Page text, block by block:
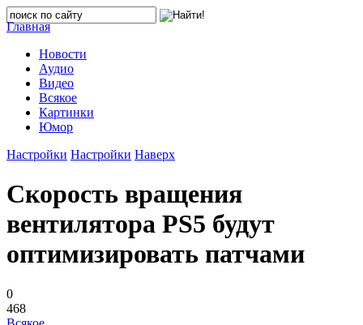
Главная
Новости
Аудио
Видео
Всякое
Картинки
Юмор
Настройки Настройки Наверх
Скорость вращения
вентилятора PS5 будут
оптимизировать патчами
0
468